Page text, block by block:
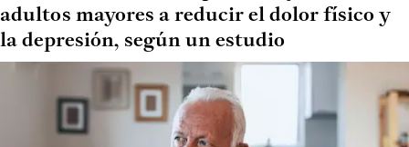
adultos mayores a reducir el dolor físico y
la depresión, según un estudio